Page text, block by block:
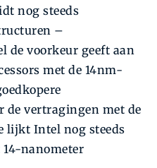
nog steeds
–
voorkeur geeft aan
met de 14nm-
de vertragingen met de
lijkt Intel nog steeds
nanometer